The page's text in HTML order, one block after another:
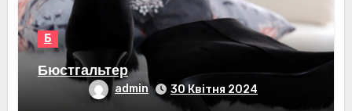
Б
Бюстгальтер
admin 30 Квітня 2024